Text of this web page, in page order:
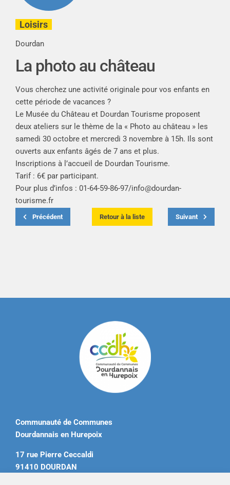
Loisirs
Dourdan
La photo au château
Vous cherchez une activité originale pour vos enfants en
cette période de vacances ?
Le Musée du Château et Dourdan Tourisme proposent
deux ateliers sur le thème de la « Photo au château » les
samedi 30 octobre et mercredi 3 novembre à 15h. Ils sont
ouverts aux enfants âgés de 7 ans et plus.
Inscriptions à l’accueil de Dourdan Tourisme.
Tarif : 6€ par participant.
Pour plus d’infos : 01-64-59-86-97/info@dourdan-
tourisme.fr
Précédent Retour à la liste Suivant
Communauté de Communes
Dourdannais en Hurepoix
17 rue Pierre Ceccaldi
91410 DOURDAN